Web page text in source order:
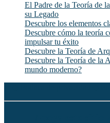
El Padre de la Teoría de
su Legado
Descubre los elementos
Descubre cómo la teoría
impulsar tu éxito
Descubre la Teoría de
Descubre la Teoría de la
mundo moderno?